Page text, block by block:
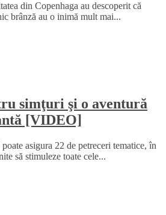
din Copenhaga au descoperit că
brânză au o inimă mult mai...
simţuri şi o aventură
[VIDEO]
asigura 22 de petreceri tematice, în
să stimuleze toate cele...